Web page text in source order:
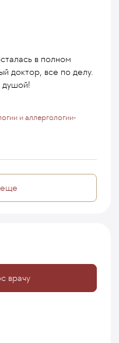
в полном
доктор, все по делу.
душой!
и аллергологии-
еще
врачу